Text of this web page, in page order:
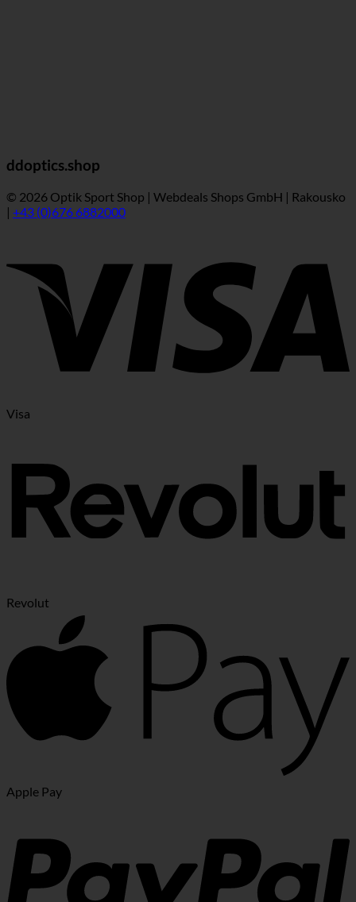
ddoptics.shop
© 2026 Optik Sport Shop | Webdeals Shops GmbH | Rakousko
| +43 (0)676 6882000
Visa
Revolut
Apple Pay